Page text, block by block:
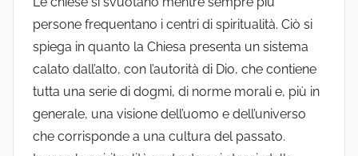
persone frequentano i centri di spiritualità. Ciò si
spiega in quanto la Chiesa presenta un sistema
calato dall’alto, con l’autorità di Dio, che contiene
tutta una serie di dogmi, di norme morali e, più in
generale, una visione dell’uomo e dell’universo
che corrisponde a una cultura del passato.